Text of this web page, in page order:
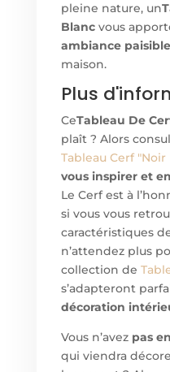
pleine nature, un
Blancvous
ambiance
maison.
Plus
CeTableau De
plaît ? Alors
Tableau Cerf "Noir
vous inspirer et
Le Cerf est à
si vous vous
caractéristiques
n’attendez plus
collection de
s’adapteront
décoration
Vous n’avez pas
qui viendra